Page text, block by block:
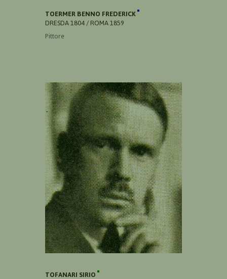
TOERMER BENNO FREDERICK
DRESDA 1804 / ROMA 1859
Pittore
TOFANARI SIRIO